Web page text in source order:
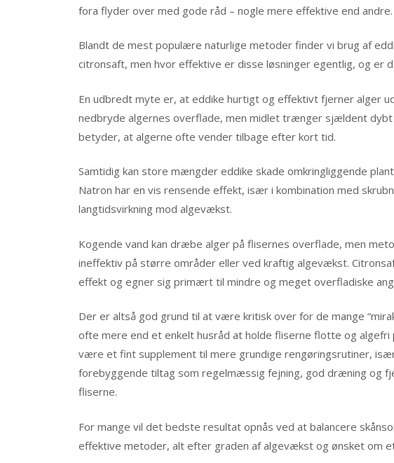
fora flyder over med gode råd – nogle mere effektive end andre.
Blandt de mest populære naturlige metoder finder vi brug af
citronsaft, men hvor effektive er disse løsninger egentlig, og er
En udbredt myte er, at eddike hurtigt og effektivt fjerner alger
nedbryde algernes overflade, men midlet trænger sjældent
betyder, at algerne ofte vender tilbage efter kort tid.
Samtidig kan store mængder eddike skade omkringliggende
Natron har en vis rensende effekt, især i kombination med
langtidsvirkning mod algevækst.
Kogende vand kan dræbe alger på flisernes overflade, men
ineffektiv på større områder eller ved kraftig algevækst.
effekt og egner sig primært til mindre og meget overfladiske
Der er altså god grund til at være kritisk over for de mange
ofte mere end et enkelt husråd at holde fliserne flotte og algefri
være et fint supplement til mere grundige rengøringsrutiner,
forebyggende tiltag som regelmæssig fejning, god dræning og
fliserne.
For mange vil det bedste resultat opnås ved at balancere
effektive metoder, alt efter graden af algevækst og ønsket om